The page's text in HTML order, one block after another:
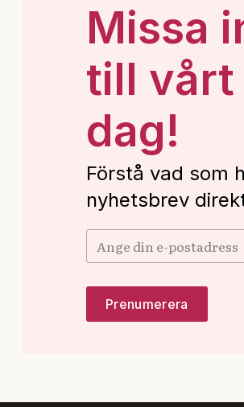
Missa
till vårt
dag!
Förstå vad som
nyhetsbrev